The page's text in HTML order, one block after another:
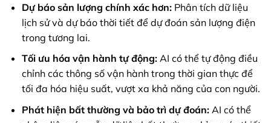
Dự báo sản lượng chính xác hơn:Phân tích dữ liệu
lịch sử và dự báo thời tiết để dự đoán sản lượng điện
trong tương lai.
Tối ưu hóa vận hành tự động:AI có thể tự động điều
chỉnh các thông số vận hành trong thời gian thực để
tối đa hóa hiệu suất, vượt xa khả năng của con người.
Phát hiện bất thường và bảo trì dự đoán:AI có thể